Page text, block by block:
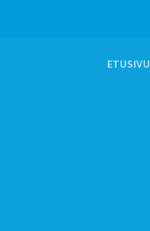
ETUSIVU